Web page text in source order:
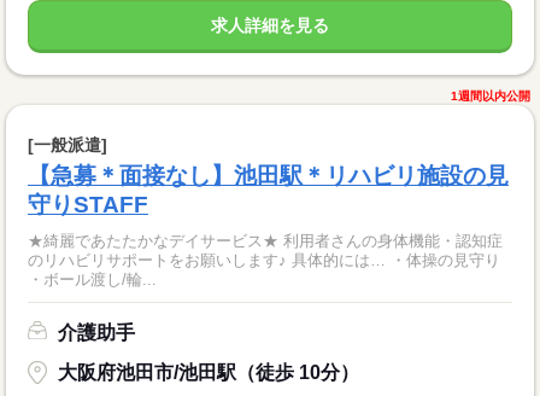
求人詳細を見る
1週間以内公開
[一般派遣]
【急募＊面接なし】池田駅＊リハビリ施設の見
守りSTAFF
★綺麗であたたかなデイサービス★ 利用者さんの身体機能・認知症
のリハビリサポートをお願いします♪ 具体的には… ・体操の見守り
・ボール渡し/輪...
介護助手
大阪府池田市/池田駅（徒歩 10分）